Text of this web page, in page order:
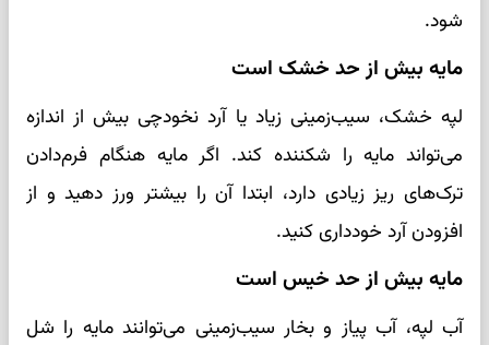
شود.
مایه بیش از حد خشک است
لپه خشک، سیب‌زمینی زیاد یا آرد نخودچی بیش از اندازه
می‌تواند مایه را شکننده کند. اگر مایه هنگام فرم‌دادن
ترک‌های ریز زیادی دارد، ابتدا آن را بیشتر ورز دهید و از
افزودن آرد خودداری کنید.
مایه بیش از حد خیس است
آب لپه، آب پیاز و بخار سیب‌زمینی می‌توانند مایه را شل